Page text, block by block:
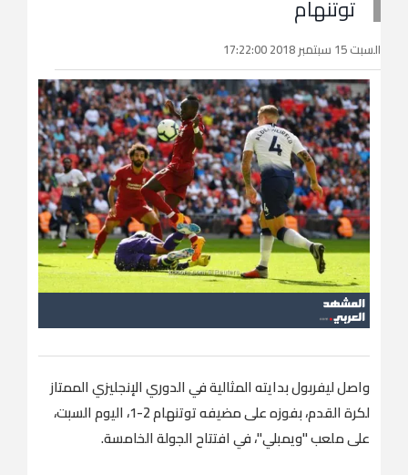
توتنهام
السبت 15 سبتمبر 2018 17:22:00
واصل ليفربول بدايته المثالية في الدوري الإنجليزي الممتاز
لكرة القدم، بفوزه على مضيفه توتنهام 2-1، اليوم السبت،
على ملعب "ويمبلي"، في افتتاح الجولة الخامسة.